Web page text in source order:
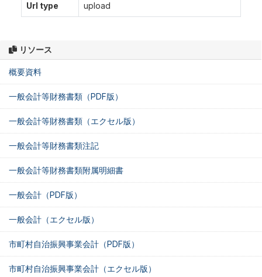
リソース
概要資料
一般会計等財務書類（PDF版）
一般会計等財務書類（エクセル版）
一般会計等財務書類注記
一般会計等財務書類附属明細書
一般会計（PDF版）
一般会計（エクセル版）
市町村自治振興事業会計（PDF版）
市町村自治振興事業会計（エクセル版）
Url type upload